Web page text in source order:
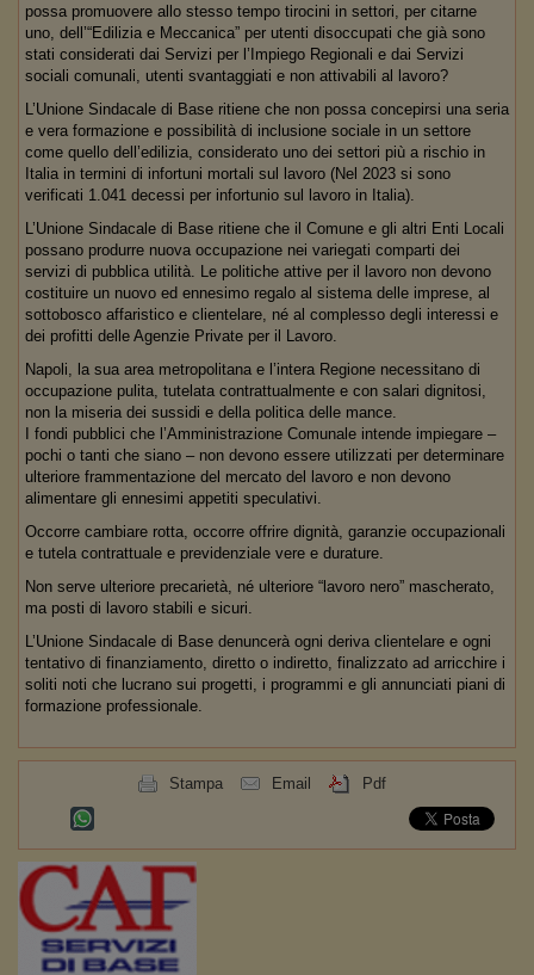
possa promuovere allo stesso tempo tirocini in settori, per citarne
uno, dell’“Edilizia e Meccanica” per utenti disoccupati che già sono
stati considerati dai Servizi per l’Impiego Regionali e dai Servizi
sociali comunali, utenti svantaggiati e non attivabili al lavoro?
L’Unione Sindacale di Base ritiene che non possa concepirsi una seria
e vera formazione e possibilità di inclusione sociale in un settore
come quello dell’edilizia, considerato uno dei settori più a rischio in
Italia in termini di infortuni mortali sul lavoro (Nel 2023 si sono
verificati 1.041 decessi per infortunio sul lavoro in Italia).
L’Unione Sindacale di Base ritiene che il Comune e gli altri Enti Locali
possano produrre nuova occupazione nei variegati comparti dei
servizi di pubblica utilità. Le politiche attive per il lavoro non devono
costituire un nuovo ed ennesimo regalo al sistema delle imprese, al
sottobosco affaristico e clientelare, né al complesso degli interessi e
dei profitti delle Agenzie Private per il Lavoro.
Napoli, la sua area metropolitana e l’intera Regione necessitano di
occupazione pulita, tutelata contrattualmente e con salari dignitosi,
non la miseria dei sussidi e della politica delle mance.
I fondi pubblici che l’Amministrazione Comunale intende impiegare –
pochi o tanti che siano – non devono essere utilizzati per determinare
ulteriore frammentazione del mercato del lavoro e non devono
alimentare gli ennesimi appetiti speculativi.
Occorre cambiare rotta, occorre offrire dignità, garanzie occupazionali
e tutela contrattuale e previdenziale vere e durature.
Non serve ulteriore precarietà, né ulteriore “lavoro nero” mascherato,
ma posti di lavoro stabili e sicuri.
L’Unione Sindacale di Base denuncerà ogni deriva clientelare e ogni
tentativo di finanziamento, diretto o indiretto, finalizzato ad arricchire i
soliti noti che lucrano sui progetti, i programmi e gli annunciati piani di
formazione professionale.
Stampa Email Pdf